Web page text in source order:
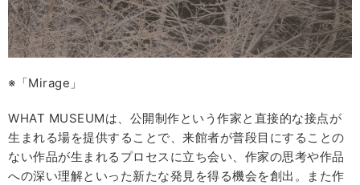
※「Mirage」
WHAT MUSEUMは、公開制作という作家と直接的な接点が
生まれる場を提供することで、来館者が普段目にすることの
ない作品が生まれるプロセスに立ち会い、作家の思考や作品
への深い理解といった新たな発見を得る機会を創出。また作